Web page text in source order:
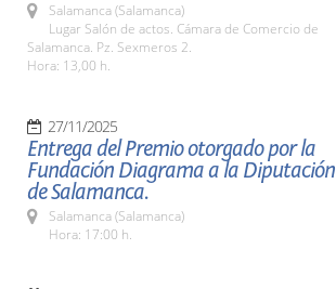
Salamanca (Salamanca)
Lugar Salón de actos. Cámara de Comercio de
Salamanca. Pz. Sexmeros 2.
Hora: 13,00 h.
27/11/2025
Entrega del Premio otorgado por la
Fundación Diagrama a la Diputación
de Salamanca.
Salamanca (Salamanca)
Hora: 17:00 h.